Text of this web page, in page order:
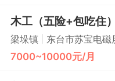
木工（五险+包吃住）
梁垛镇
东台市苏宝电磁
7000~10000元/月